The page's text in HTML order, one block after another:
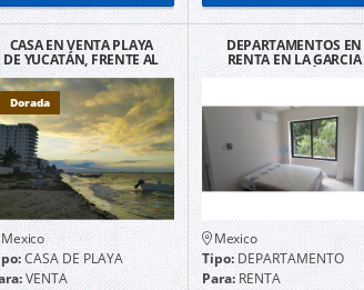
CASA EN VENTA PLAYA
DE YUCATÁN, FRENTE AL
MAR DE UNA PLANTA.
Dorada
CASA DE PLAYA
VENTA
DEPARTAMENTOS EN
RENTA EN LA GARCIA
GINERES MÉRIDA
Mexico
Tipo:DEPARTAMENTO
Para:RENTA